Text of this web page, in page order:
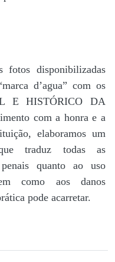
fotos disponibilizadas
d’agua” com os
E HISTÓRICO DA
com a honra e a
elaboramos um
traduz todas as
quanto ao uso
como aos danos
pode acarretar.